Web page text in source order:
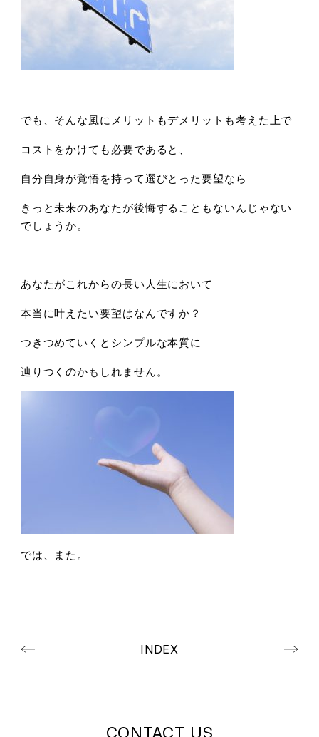
でも、そんな風にメリットもデメリットも考えた上で
コストをかけても必要であると、
自分自身が覚悟を持って選びとった要望なら
きっと未来のあなたが後悔することもないんじゃない
でしょうか。
あなたがこれからの長い人生において
本当に叶えたい要望はなんですか？
つきつめていくとシンプルな本質に
辿りつくのかもしれません。
では、また。
INDEX
CONTACT US